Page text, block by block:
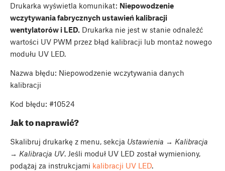
Drukarka wyświetla komunikat: Niepowodzenie
wczytywania fabrycznych ustawień kalibracji
wentylatorów i LED. Drukarka nie jest w stanie odnaleźć
wartości UV PWM przez błąd kalibracji lub montaż nowego
modułu UV LED.
Nazwa błędu: Niepowodzenie wczytywania danych
kalibracji
Kod błędu: #10524
Jak to naprawić?
Skalibruj drukarkę z menu, sekcja Ustawienia → Kalibracja
→ Kalibracja UV. Jeśli moduł UV LED został wymieniony,
podążaj za instrukcjami kalibracji UV LED.